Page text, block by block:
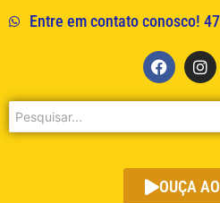
Entre em contato conosco!
OUÇA